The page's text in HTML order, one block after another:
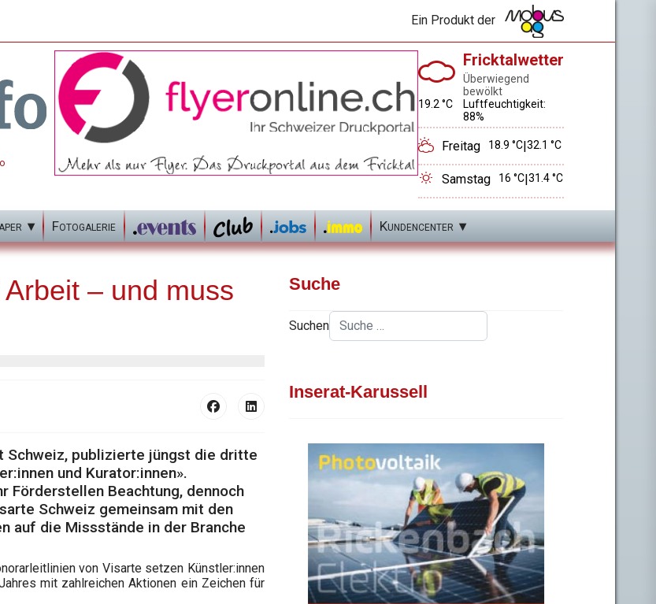
Ein Produkt der
Fricktalwetter
Überwiegend
bewölkt
19.2 °C
Luftfeuchtigkeit:
88%
Freitag 18.9 °C|32.1 °C
Samstag 16 °C|31.4 °C
Fotogalerie Kundencenter
– und muss
Schweiz, publizierte jüngst die dritte
und Kurator:innen».
Förderstellen Beachtung, dennoch
Schweiz gemeinsam mit den
auf die Missstände in der Branche
von Visarte setzen Künstler:innen
mit zahlreichen Aktionen ein Zeichen für
Suche
Suchen
Inserat-Karussell